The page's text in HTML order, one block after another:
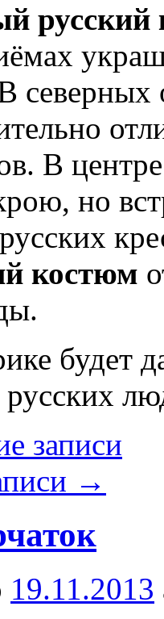
русский
северных
В
но
костюм
будет
записи
→
19.11.2013